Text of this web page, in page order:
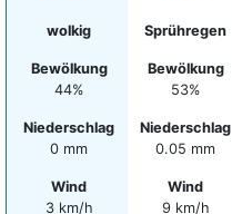
wolkig
Bewölkung
44%
Niederschlag
0 mm
Wind
3 km/h
Sprühregen
Bewölkung
53%
Niederschlag
0.05 mm
Wind
9 km/h